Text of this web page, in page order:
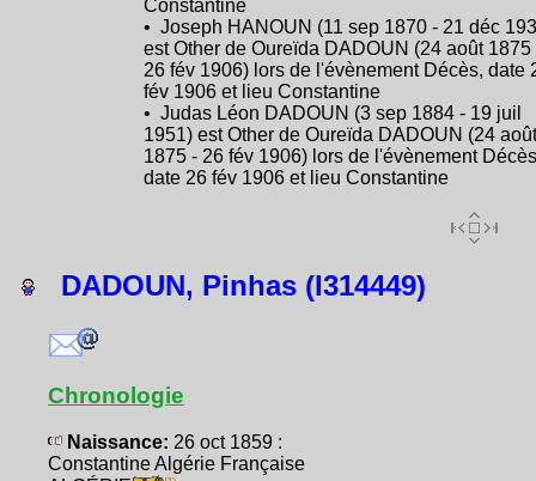
Constantine
• Joseph HANOUN (11 sep 1870 - 21 déc
est Other de Oureïda DADOUN (24 août 1875
26 fév 1906) lors de l'évènement Décès, date
fév 1906 et lieu Constantine
• Judas Léon DADOUN (3 sep 1884 - 19 juil
1951) est Other de Oureïda DADOUN (24 août
1875 - 26 fév 1906) lors de l'évènement
date 26 fév 1906 et lieu Constantine
DADOUN, Pinhas (I314449)
Chronologie
Naissance: 26 oct 1859 :
Constantine Algérie Française